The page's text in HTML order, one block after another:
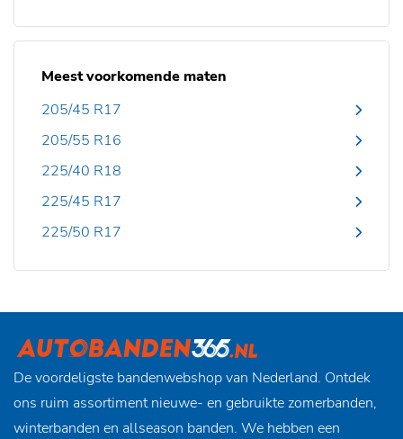
Meest voorkomende maten
205/45 R17
205/55 R16
225/40 R18
225/45 R17
225/50 R17
De voordeligste bandenwebshop van Nederland. Ontdek
ons ruim assortiment nieuwe- en gebruikte zomerbanden,
winterbanden en allseason banden. We hebben een